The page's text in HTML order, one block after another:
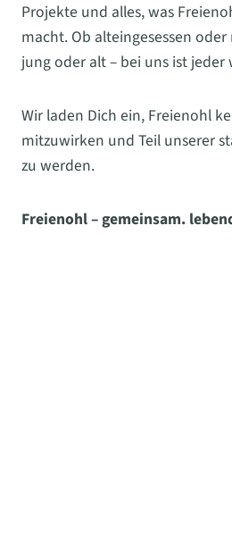
Projekte und alles, was
macht. Ob alteingesessen
jung oder alt – bei uns ist
Wir laden Dich ein, Freienohl
mitzuwirken und Teil unserer
zu werden.
Freienohl – gemeinsam.